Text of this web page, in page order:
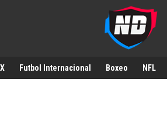
Futbol Internacional Boxeo NFL